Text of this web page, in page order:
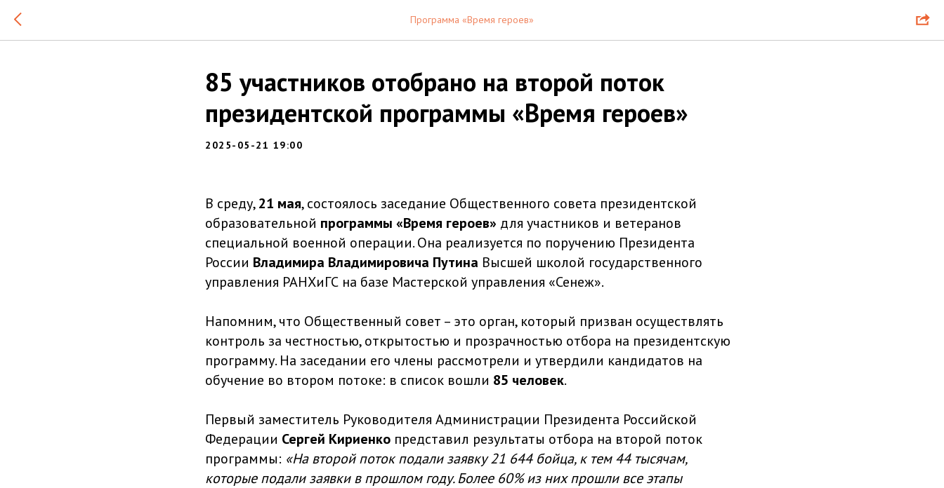
Программа «Время героев»
85 участников отобрано на второй поток
президентской программы «Время героев»
2025-05-21 19:00
В среду,21 мая, состоялось заседание Общественного совета президентской
образовательной программы «Время героев» для участников и ветеранов
специальной военной операции. Она реализуется по поручению Президента
России Владимира Владимировича Путина Высшей школой государственного
управления РАНХиГС на базе Мастерской управления «Сенеж».
Напомним, что Общественный совет – это орган, который призван осуществлять
контроль за честностью, открытостью и прозрачностью отбора на президентскую
программу. На заседании его члены рассмотрели и утвердили кандидатов на
обучение во втором потоке: в список вошли 85 человек.
Первый заместитель Руководителя Администрации Президента Российской
Федерации Сергей Кириенко представил результаты отбора на второй поток
программы: «На второй поток подали заявку 21 644 бойца, к тем 44 тысячам,
которые подали заявки в прошлом году. Более 60% из них прошли все этапы